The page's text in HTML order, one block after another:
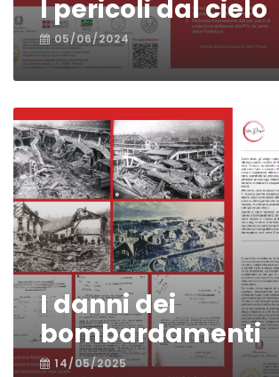
I pericoli dal cielo
05/06/2024
I danni dei
bombardamenti
14/05/2025